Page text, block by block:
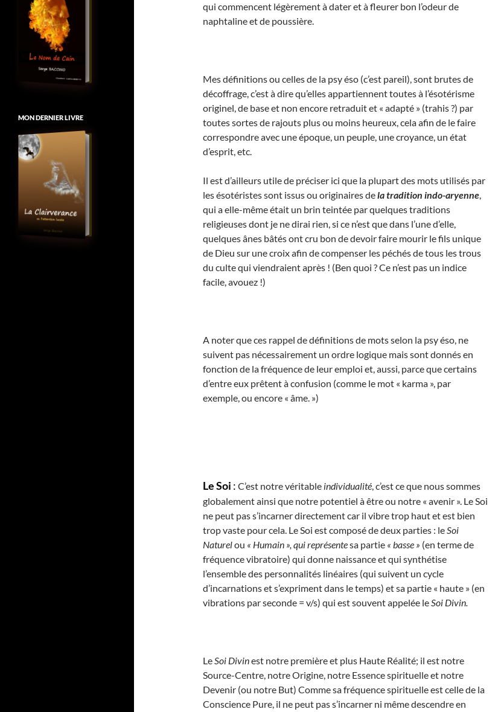
qui commencent légèrement à dater et à fleurer bon l’odeur de
naphtaline et de poussière.
Mes définitions ou celles de la psy éso (c’est pareil), sont brutes de
décoffrage, c’est à dire qu’elles appartiennent toutes à l’ésotérisme
originel, de base et non encore retraduit et « adapté » (trahis ?) par
toutes sortes de rajouts plus ou moins heureux, cela afin de le faire
correspondre avec une époque, un peuple, une croyance, un état
d’esprit, etc.
Il est d’ailleurs utile de préciser ici que la plupart des mots utilisés par
les ésotéristes sont issus ou originaires dela tradition indo-aryenne,
qui a elle-même était un brin teintée par quelques traditions
religieuses dont je ne dirai rien, si ce n’est que dans l’une d’elle,
quelques ânes bâtés ont cru bon de devoir faire mourir le fils unique
de Dieu sur une croix afin de compenser les péchés de tous les trous
du culte qui viendraient après ! (Ben quoi ? Ce n’est pas un indice
facile, avouez !)
A noter que ces rappel de définitions de mots selon la psy éso, ne
suivent pas nécessairement un ordre logique mais sont donnés en
fonction de la fréquence de leur emploi et, aussi, parce que certains
d’entre eux prêtent à confusion (comme le mot « karma », par
exemple, ou encore « âme. »)
Le Soi : C’est notre véritable individualité, c’est ce que nous sommes
globalement ainsi que notre potentiel à être ou notre « avenir ». Le Soi
ne peut pas s’incarner directement car il vibre trop haut et est bien
trop vaste pour cela. Le Soi est composé de deux parties : leSoi
Naturelou « Humain », qui représentesa partie « basse » (en terme de
fréquence vibratoire) qui donne naissance et qui synthétise
l’ensemble des personnalités linéaires (qui suivent un cycle
d’incarnations et s’expriment dans le temps) et sa partie « haute » (en
vibrations par seconde = v/s) qui est souvent appelée leSoi Divin.
LeSoi Divinest notre première et plus Haute Réalité; il est notre
Source-Centre, notre Origine, notre Essence spirituelle et notre
Devenir (ou notre But) Comme sa fréquence spirituelle est celle de la
Conscience Pure, il ne peut pas s’incarner ni même descendre en
MON DERNIER LIVRE